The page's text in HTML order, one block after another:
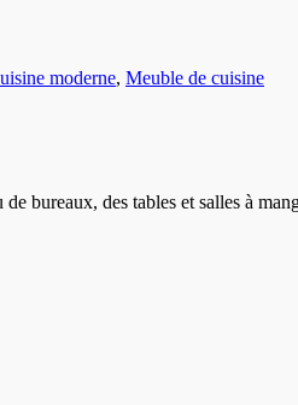
moderne, Meuble de cuisine
bureaux, des tables et salles à